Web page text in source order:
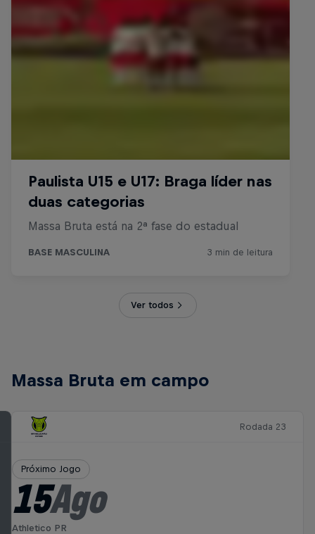
Ver todos
Massa Bruta em campo
Rodada 23
Próximo Jogo
15Ago
Athletico PR